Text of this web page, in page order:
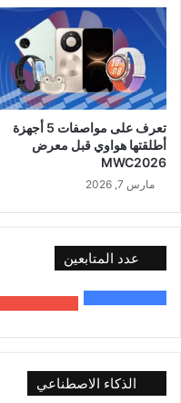
تعرف على مواصفات 5 أجهزة
أطلقتها هواوي قبل معرض
MWC2026
مارس 7, 2026
عدد المتابعين
الذكاء الاصطناعي